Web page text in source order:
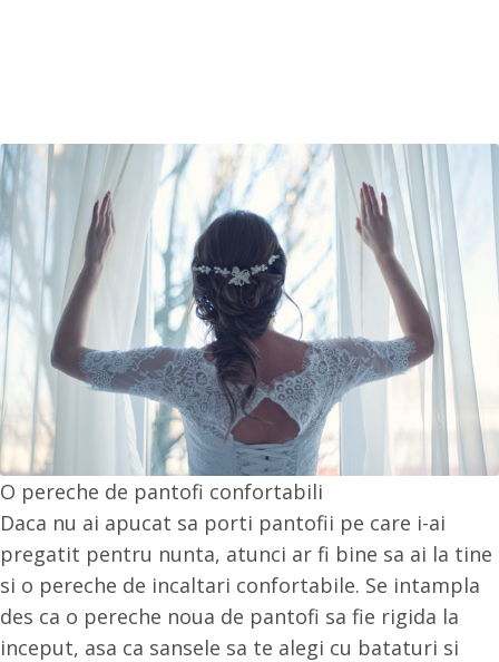
O pereche de pantofi confortabili
Daca nu ai apucat sa porti pantofii pe care i-ai
pregatit pentru nunta, atunci ar fi bine sa ai la tine
si o pereche de incaltari confortabile. Se intampla
des ca o pereche noua de pantofi sa fie rigida la
inceput, asa ca sansele sa te alegi cu bataturi si